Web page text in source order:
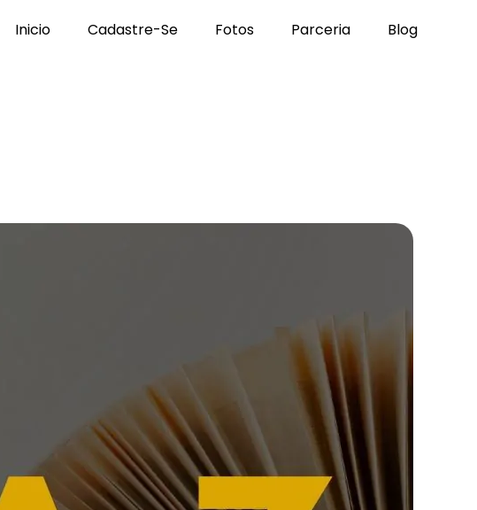
Inicio Cadastre-Se Fotos Parceria Blog